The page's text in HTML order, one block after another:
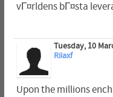
vГ¤rldens bГ¤sta
Tuesday, 10
Riiaxf
Upon the millions